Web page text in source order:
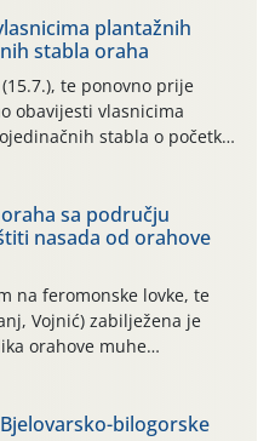
plantažnih
stabla oraha
te ponovno prije
obavijesti vlasnicima
stabla o početku
suzbijanja
Već dvanaest dana
udar”, koji naročito
05.8.), jer najviše
[…]
sa području
nasada od orahove
na feromonske lovke, te
Vojnić) zabilježena je
orahove muhe
može se objasniti
nasadima s vrlo malim
brojem prezimjelih
bilogorske